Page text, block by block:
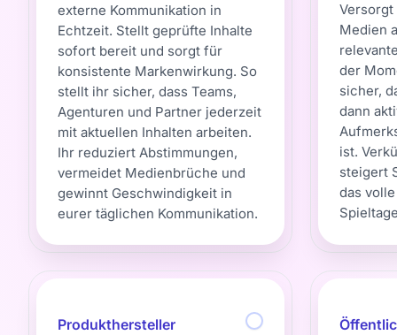
externe Kommunikation in
Echtzeit. Stellt geprüfte Inhalte
sofort bereit und sorgt für
konsistente Markenwirkung. So
stellt ihr sicher, dass Teams,
Agenturen und Partner jederzeit
mit aktuellen Inhalten arbeiten.
Ihr reduziert Abstimmungen,
vermeidet Medienbrüche und
gewinnt Geschwindigkeit in
eurer täglichen Kommunikation.
Versorgt
Medien
der
sicher,
dann
ist.
steigert
das
Produkthersteller